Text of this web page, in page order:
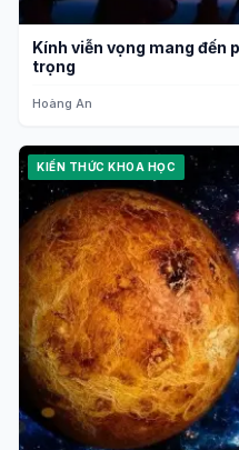
Kính viễn vọng mang đến
trọng
Hoàng An
KIẾN THỨC KHOA HỌC